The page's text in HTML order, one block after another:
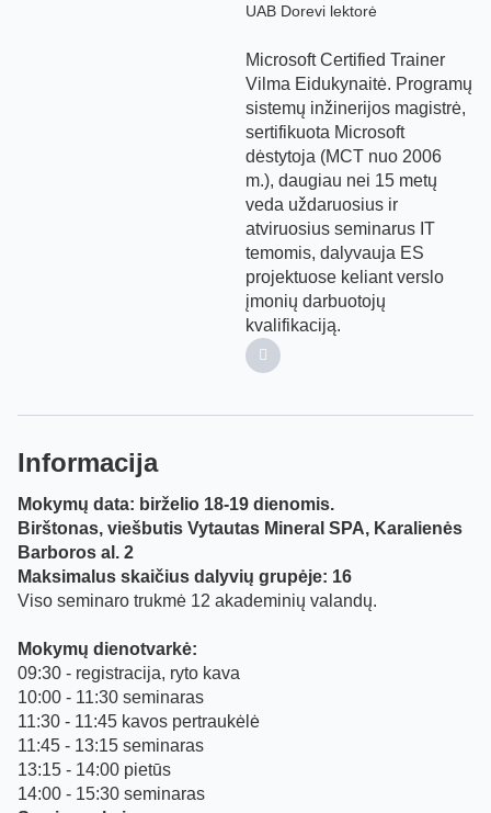
UAB Dorevi lektorė
Microsoft Certified Trainer
Vilma Eidukynaitė. Programų
sistemų inžinerijos magistrė,
sertifikuota Microsoft
dėstytoja (MCT nuo 2006
m.), daugiau nei 15 metų
veda uždaruosius ir
atviruosius seminarus IT
temomis, dalyvauja ES
projektuose keliant verslo
įmonių darbuotojų
kvalifikaciją.
Informacija
Mokymų data: birželio 18-19 dienomis.
Birštonas, viešbutis Vytautas Mineral SPA, Karalienės
Barboros al. 2
Maksimalus skaičius dalyvių grupėje: 16
Viso seminaro trukmė 12 akademinių valandų.
Mokymų dienotvarkė:
09:30 - registracija, ryto kava
10:00 - 11:30 seminaras
11:30 - 11:45 kavos pertraukėlė
11:45 - 13:15 seminaras
13:15 - 14:00 pietūs
14:00 - 15:30 seminaras